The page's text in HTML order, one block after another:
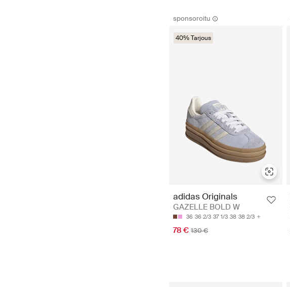
sponsoroitu
40% Tarjous
adidas Originals
GAZELLE BOLD W
36 36 2/3 37 1/3 38 38 2/3
78 € 130 €